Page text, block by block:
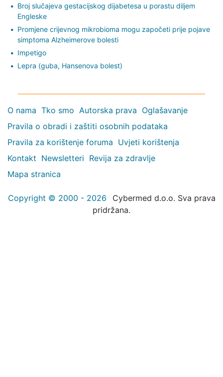
Broj slučajeva gestacijskog dijabetesa u porastu diljem
Engleske
Promjene crijevnog mikrobioma mogu započeti prije pojave
simptoma Alzheimerove bolesti
Impetigo
Lepra (guba, Hansenova bolest)
O nama Tko smo Autorska prava Oglašavanje
Pravila o obradi i zaštiti osobnih podataka
Pravila za korištenje foruma Uvjeti korištenja
Kontakt Newsletteri Revija za zdravlje
Mapa stranica
Copyright © 2000 - 2026
Cybermed d.o.o. Sva prava
pridržana.